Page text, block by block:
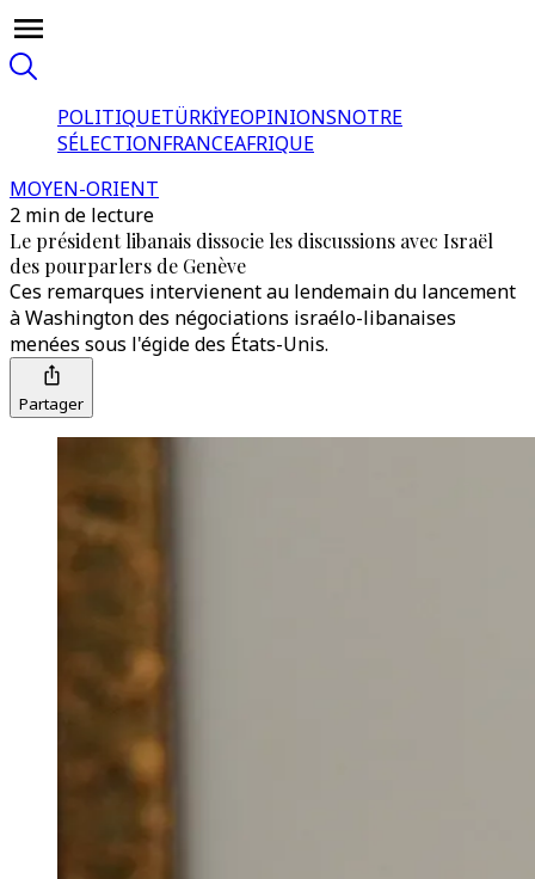
POLITIQUETÜRKİYEOPINIONSNOTRE
SÉLECTIONFRANCEAFRIQUE
MOYEN-ORIENT
2 min de lecture
Le président libanais dissocie les discussions avec Israël
des pourparlers de Genève
Ces remarques intervienent au lendemain du lancement
à Washington des négociations israélo-libanaises
menées sous l'égide des États-Unis.
Partager